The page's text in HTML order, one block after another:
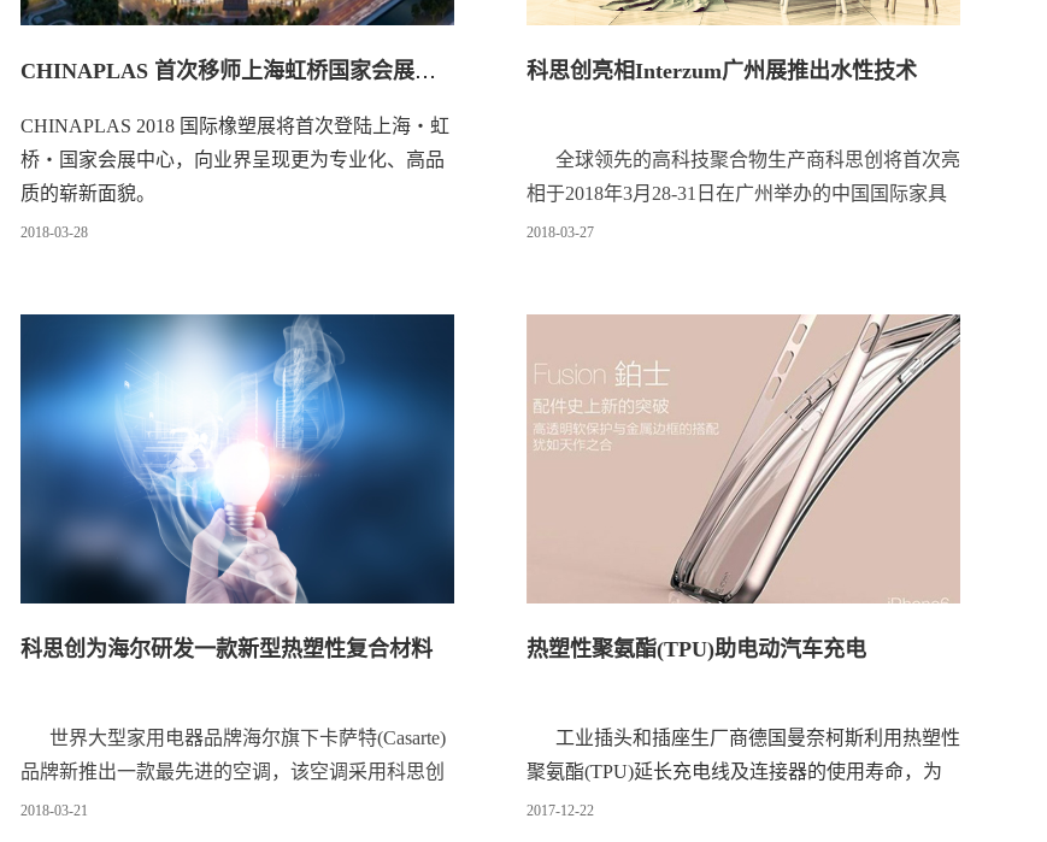
CHINAPLAS 首次移师上海虹桥国家会展中心
CHINAPLAS 2018 国际橡塑展将首次登陆上海‧虹
桥‧国家会展中心，向业界呈现更为专业化、高品
质的崭新面貌。
2018-03-28
科思创亮相Interzum广州展推出水性技术
全球领先的高科技聚合物生产商科思创将首次亮
相于2018年3月28-31日在广州举办的中国国际家具
生产设备及配料展览会（Interzum）。科思创将向家
力，满足新时代下家居消费的新需求。
2018-03-27
科思创为海尔研发一款新型热塑性复合材料
世界大型家用电器品牌海尔旗下卡萨特(Casarte)
品牌新推出一款最先进的空调，该空调采用科思创
新型连续纤维增强热塑性(CFRTP)复合材料。科思
2018-03-21
热塑性聚氨酯(TPU)助电动汽车充电
工业插头和插座生厂商德国曼奈柯斯利用热塑性
聚氨酯(TPU)延长充电线及连接器的使用寿命，为
电动及混合动力汽车充电........
2017-12-22